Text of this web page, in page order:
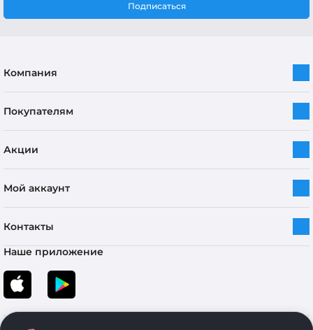
Подписаться
Компания
Покупателям
Акции
Мой аккаунт
Контакты
Наше приложение